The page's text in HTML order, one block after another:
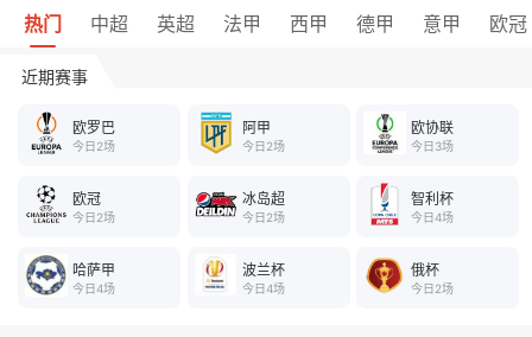
热门 中超 英超 法甲 西甲 德甲 意甲 欧冠
近期赛事
欧罗巴
今日2场
阿甲
今日2场
欧协联
今日3场
欧冠
今日2场
冰岛超
今日2场
智利杯
今日4场
哈萨甲
今日4场
波兰杯
今日4场
俄杯
今日2场